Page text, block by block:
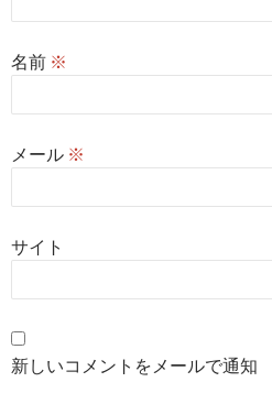
名前 ※
メール ※
サイト
新しいコメントをメールで通知